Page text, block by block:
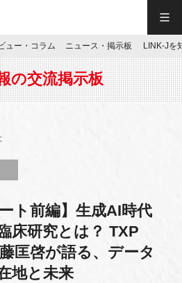
JP／EN
ュー・コラム ニュース・掲示板 LINK-Jを
の交流掲示板
ト前編】生成AI時代
床研究とは？ TXP
匡啓が語る、データ
地と未来